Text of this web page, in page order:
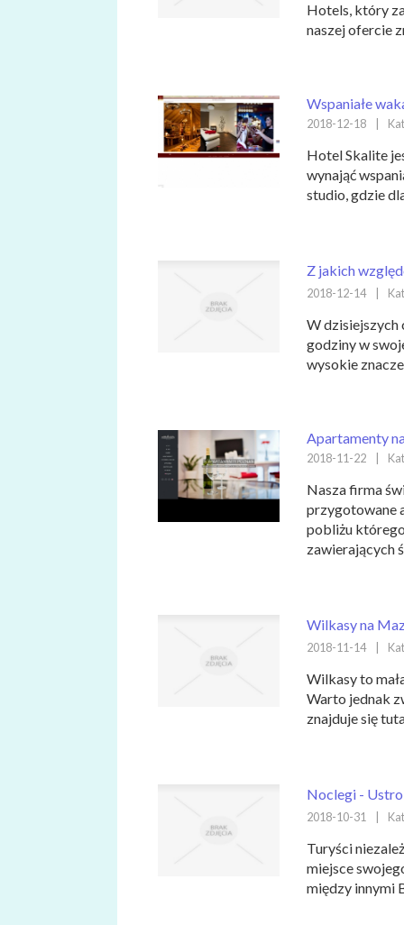
Hotels, który
naszej ofercie
Wspaniałe
2018-12-18
Hotel Skalite
wynająć
studio, gdzie
Z jakich
2018-12-14
W dzisiejszych
godziny w
wysokie
Apartamenty
2018-11-22
Nasza firma
przygotowane
pobliżu
zawierających
Wilkasy na
2018-11-14
Wilkasy to
Warto jednak
znajduje się
Noclegi -
2018-10-31
Turyści
miejsce
między innymi